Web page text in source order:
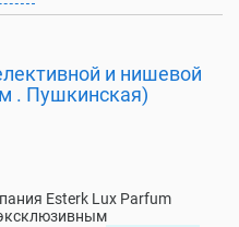
и нишевой
. Пушкинская)
Esterk Lux Parfum